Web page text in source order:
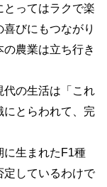
とってはラクで楽
びにもつながり
農業は立ち行き
の生活は「これ
にとらわれて、完
生まれたF1種
定しているわけで